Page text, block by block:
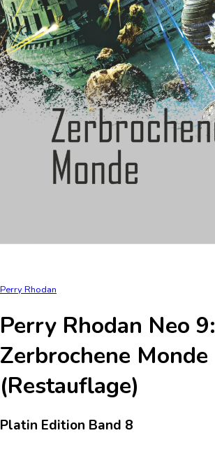
Perry Rhodan
Perry Rhodan Neo 9:
Zerbrochene Monde
(Restauflage)
Platin Edition Band 8